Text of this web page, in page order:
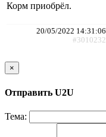
Корм приобрёл.
20/05/2022 14:31:06
#3010232
×
Отправить U2U
Тема: